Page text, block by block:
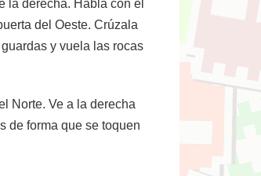
la derecha. Habla con el
del Oeste. Crúzala
y vuela las rocas
Norte. Ve a la derecha
de forma que se toquen